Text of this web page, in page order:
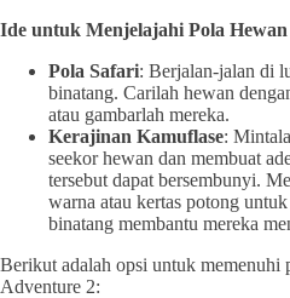
Ide untuk Menjelajahi Pola Hewan
Pola Safari: Berjalan-jalan di
binatang. Carilah hewan
atau gambarlah mereka.
Kerajinan Kamuflase:
seekor hewan dan membuat
tersebut dapat bersembunyi.
warna atau kertas potong
binatang membantu mereka
Berikut adalah opsi untuk memenuhi
Adventure 2: